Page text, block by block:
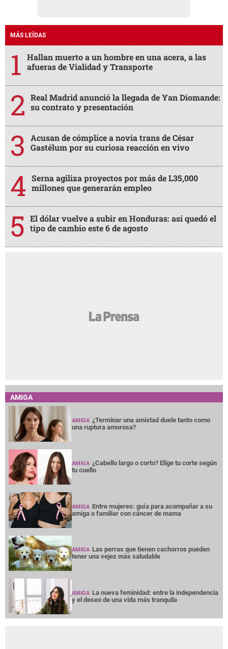
MÁS LEÍDAS
Hallan muerto a un hombre en una acera, a las
afueras de Vialidad y Transporte
Real Madrid anunció la llegada de Yan Diomande:
su contrato y presentación
Acusan de cómplice a novia trans de César
Gastélum por su curiosa reacción en vivo
Serna agiliza proyectos por más de L35,000
millones que generarán empleo
El dólar vuelve a subir en Honduras: así quedó el
tipo de cambio este 6 de agosto
AMIGA
AMIGA ¿Terminar una amistad duele tanto como
una ruptura amorosa?
AMIGA ¿Cabello largo o corto? Elige tu corte según
tu cuello
AMIGA Entre mujeres: guía para acompañar a su
amiga o familiar con cáncer de mama
AMIGA Las perras que tienen cachorros pueden
tener una vejez más saludable
AMIGA La nueva feminidad: entre la independencia
y el deseo de una vida más tranquila